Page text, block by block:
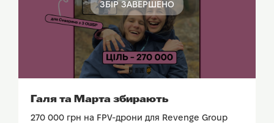
ЗБІР ЗАВЕРШЕНО
ПОДИВИТИСЬ ЗВІТ
Галя та Марта збирають
270 000 грн на FPV-дрони для Revenge Group